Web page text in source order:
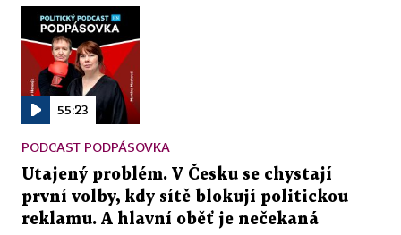
55:23
PODCAST PODPÁSOVKA
Utajený problém. V Česku se chystají
první volby, kdy sítě blokují politickou
reklamu. A hlavní oběť je nečekaná